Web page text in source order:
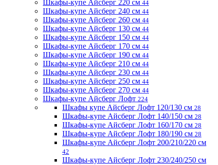
Шкафы-купе Айсберг 220 см 44
Шкафы-купе Айсберг 240 см 44
Шкафы-купе Айсберг 260 см 44
Шкафы-купе Айсберг 130 см 44
Шкафы-купе Айсберг 150 см 44
Шкафы-купе Айсберг 170 см 44
Шкафы-купе Айсберг 190 см 44
Шкафы-купе Айсберг 210 см 44
Шкафы-купе Айсберг 230 см 44
Шкафы-купе Айсберг 250 см 44
Шкафы-купе Айсберг 270 см 44
Шкафы-купе Айсберг Лофт 224
Шкафы купе Айсберг Лофт 120/130 см 28
Шкафы-купе Айсберг Лофт 140/150 см 28
Шкафы-купе Айсберг Лофт 160/170 см 28
Шкафы-купе Айсберг Лофт 180/190 см 28
Шкафы-купе Айсберг Лофт 200/210/220 см
42
Шкафы-купе Айсберг Лофт 230/240/250 см